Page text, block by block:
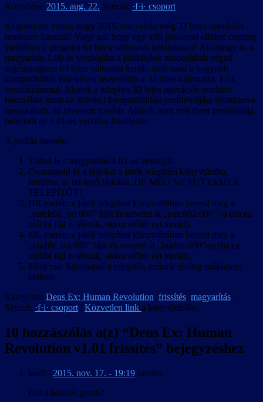
Közzétéve 2015. aug. 22. Szerző: ·f·i· csoport
Ki gondolta volna, hogy 2015-ben valaki még 32 bites operációs
rendszert használ? Vagy azt, hogy egy x86 jelöléssel ellátott csomag
valójában a program 64 bites változatát tartalmazza? Akárhogy is, a
magyarítás 1.00-ás verziójába a játékfájlok módosítását végző
segédprogram 64 bites változata került, amit most a nagyobb
kompatibilitás érdekében lecseréltük a 32 bites változatra, 1.01
verziószámmal. Akinek a telepítés 32 bites operációs rendszer
használata miatt az Xdelta3 kompatibilitási problémájára hivatkozva
megszakadt, az olvasson tovább. Akinek nem volt ilyen problémája,
nem kell az 1.01-es verzióra frissítenie.
A javítás menete:
Töltsd le a magyarítás 1.01-es verzióját.
Csomagold ki a fájlokat a játék telepítési könyvtárába,
felülírva az ott levő fájlokat, DE MÉG NE FUTTASD A
TELEPÍTŐT!
HR esetén: a játék telepítési könyvtárában keresd meg a
„patch02_ori.000” fájlt és nevezd át „patch02.000”-ra (ha ez
utóbbi fájl is létezik, akkor előbb ezt töröld).
ML esetén: a játék telepítési könyvtárában keresd meg a
„bigfile_ori.000” fájlt és nevezd át „bigfile.000”-ra (ha ez
utóbbi fájl is létezik, akkor előbb ezt töröld).
Most már futtathatod a telepítőt, aminek elvileg működnie
kellene.
Kategória: Deus Ex: Human Revolution, frissítés, magyarítás |
Szerző: ·f·i· csoport | Közvetlen link a könyvjelzőbe.
10 hozzászólás a(z) “Deus Ex: Human
Revolution v1.01 frissítés” bejegyzéshez
lasdl - 2015. nov. 17. - 19:19 szerint:
Hol a letöltés gomb?